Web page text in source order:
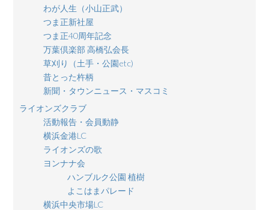
わが人生（小山正武）
つま正新社屋
つま正40周年記念
万葉倶楽部 高橋弘会長
草刈り（土手・公園etc)
昔とった杵柄
新聞・タウンニュース・マスコミ
ライオンズクラブ
活動報告・会員動静
横浜金港LC
ライオンズの歌
ヨンナナ会
ハンブルク公園 植樹
よこはまパレード
横浜中央市場LC